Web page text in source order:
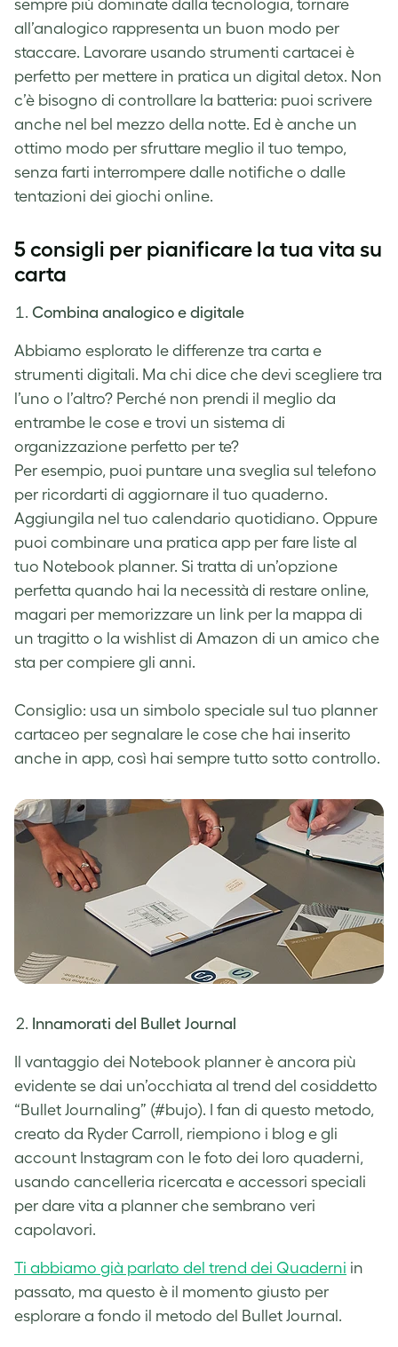
sempre più dominate dalla tecnologia, tornare
all’analogico rappresenta un buon modo per
staccare. Lavorare usando strumenti cartacei è
perfetto per mettere in pratica un digital detox. Non
c’è bisogno di controllare la batteria: puoi scrivere
anche nel bel mezzo della notte. Ed è anche un
ottimo modo per sfruttare meglio il tuo tempo,
senza farti interrompere dalle notifiche o dalle
tentazioni dei giochi online.
5 consigli per pianificare la tua vita su
carta
Combina analogico e digitale
Abbiamo esplorato le differenze tra carta e
strumenti digitali. Ma chi dice che devi scegliere tra
l’uno o l’altro? Perché non prendi il meglio da
entrambe le cose e trovi un sistema di
organizzazione perfetto per te?
Per esempio, puoi puntare una sveglia sul telefono
per ricordarti di aggiornare il tuo quaderno.
Aggiungila nel tuo calendario quotidiano. Oppure
puoi combinare una pratica app per fare liste al
tuo Notebook planner. Si tratta di un’opzione
perfetta quando hai la necessità di restare online,
magari per memorizzare un link per la mappa di
un tragitto o la wishlist di Amazon di un amico che
sta per compiere gli anni.
Consiglio: usa un simbolo speciale sul tuo planner
cartaceo per segnalare le cose che hai inserito
anche in app, così hai sempre tutto sotto controllo.
Innamorati del Bullet Journal
Il vantaggio dei Notebook planner è ancora più
evidente se dai un’occhiata al trend del cosiddetto
“Bullet Journaling” (#bujo). I fan di questo metodo,
creato da Ryder Carroll, riempiono i blog e gli
account Instagram con le foto dei loro quaderni,
usando cancelleria ricercata e accessori speciali
per dare vita a planner che sembrano veri
capolavori.
Ti abbiamo già parlato del trend dei Quaderni in
passato, ma questo è il momento giusto per
esplorare a fondo il metodo del Bullet Journal.